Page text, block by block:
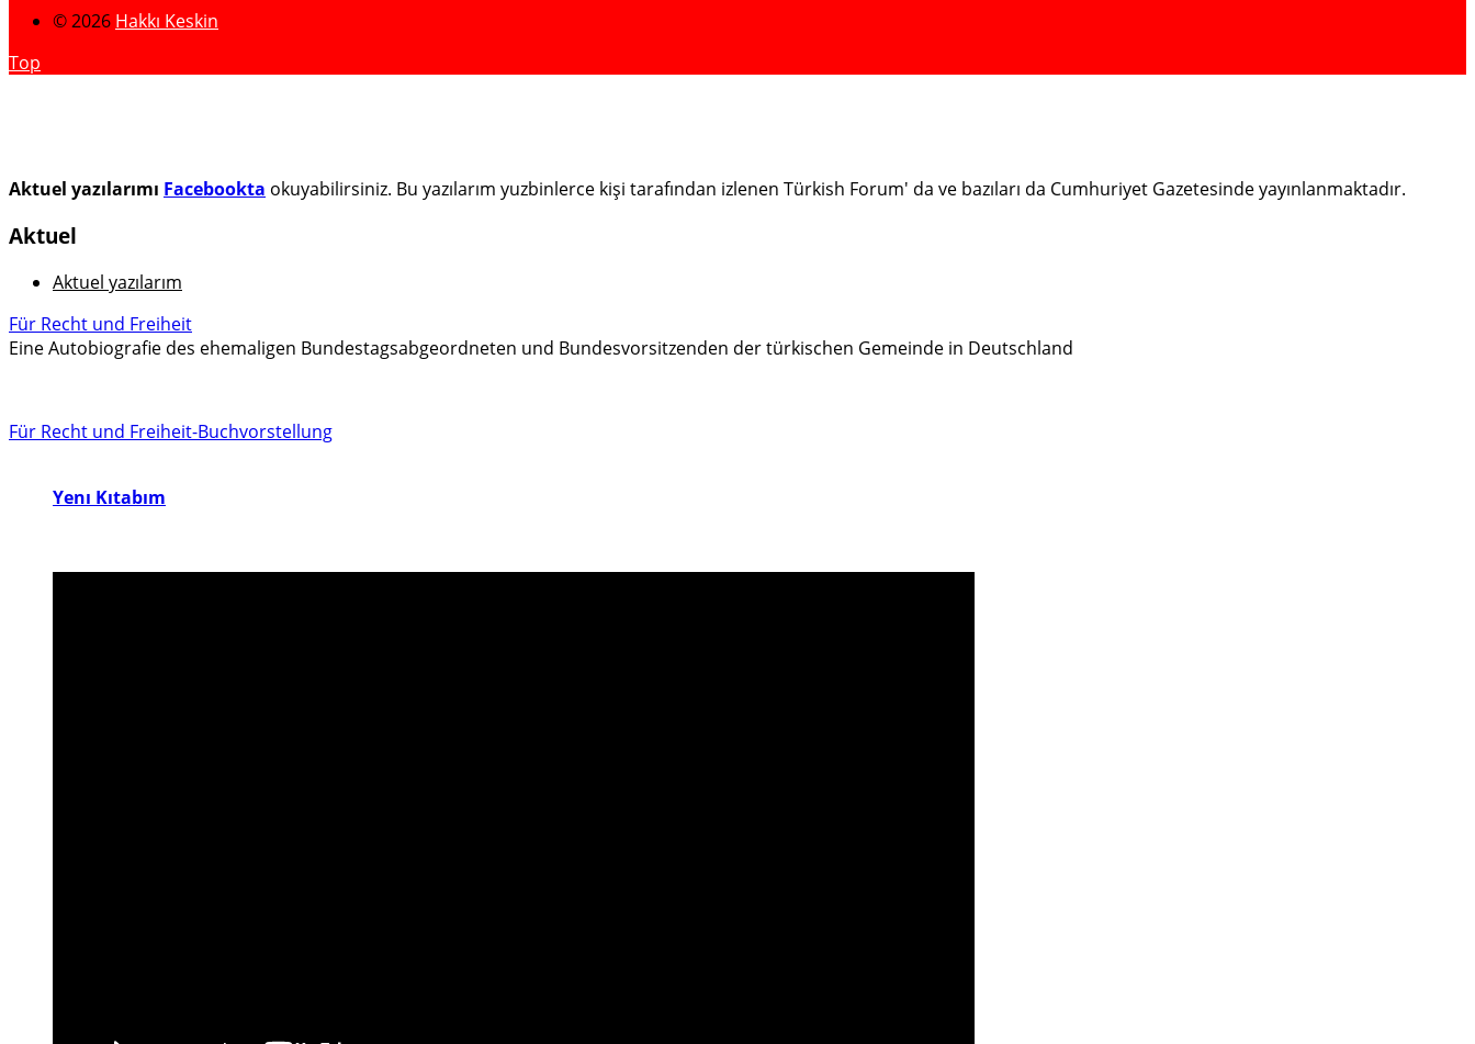
© 2026 Hakkı Keskin
Top
Aktuel yazılarımı Facebookta okuyabilirsiniz. Bu yazılarım yuzbinlerce kişi tarafından izlenen Türkish Forum' da ve bazıları da Cumhuriyet Gazetesinde yayınlanmaktadır.
Aktuel
Aktuel yazılarım
Für Recht und Freiheit
Eine Autobiografie des ehemaligen Bundestagsabgeordneten und Bundesvorsitzenden der türkischen Gemeinde in Deutschland
Für Recht und Freiheit-Buchvorstellung
Yenı Kıtabım